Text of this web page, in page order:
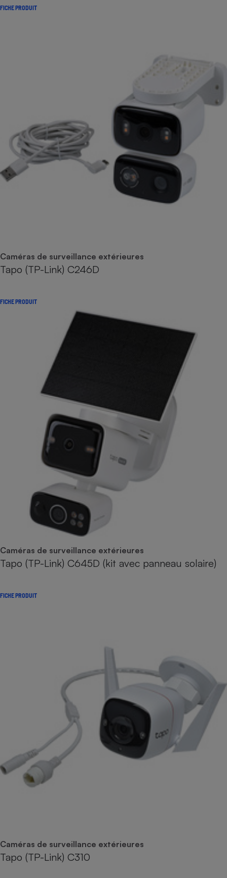
FICHE PRODUIT
Caméras de surveillance extérieures
Tapo (TP-Link) C246D
FICHE PRODUIT
Caméras de surveillance extérieures
Tapo (TP-Link) C645D (kit avec panneau solaire)
FICHE PRODUIT
Caméras de surveillance extérieures
Tapo (TP-Link) C310